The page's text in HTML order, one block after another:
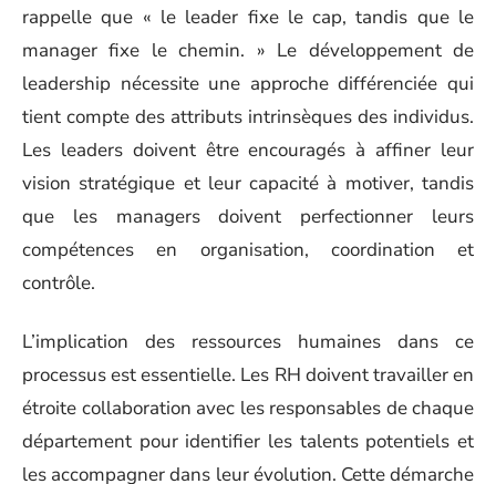
rappelle que « le leader fixe le cap, tandis que le
manager fixe le chemin. » Le développement de
leadership nécessite une approche différenciée qui
tient compte des attributs intrinsèques des individus.
Les leaders doivent être encouragés à affiner leur
vision stratégique et leur capacité à motiver, tandis
que les managers doivent perfectionner leurs
compétences en organisation, coordination et
contrôle.
L’implication des ressources humaines dans ce
processus est essentielle. Les RH doivent travailler en
étroite collaboration avec les responsables de chaque
département pour identifier les talents potentiels et
les accompagner dans leur évolution. Cette démarche